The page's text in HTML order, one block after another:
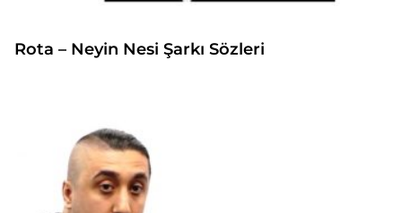
Rota – Neyin Nesi Şarkı Sözleri